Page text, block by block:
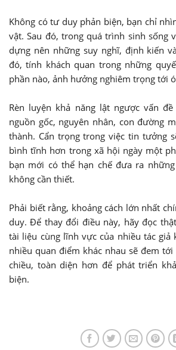
Không có tư duy phản biện, bạn chỉ
vật. Sau đó, trong quá trình sinh sống
dựng nên những suy nghĩ, định kiến
đó, tính khách quan trong những
phần nào, ảnh hưởng nghiêm trọng tới
Rèn luyện khả năng lật ngược vấn
nguồn gốc, nguyên nhân, con đường
thành. Cẩn trọng trong việc tin tưởng
bình tĩnh hơn trong xã hội ngày một
bạn mới có thể hạn chế đưa ra
không cần thiết.
Phải biết rằng, khoảng cách lớn nhất
duy. Để thay đổi điều này, hãy đọc
tài liệu cùng lĩnh vực của nhiều tác giả
nhiều quan điểm khác nhau sẽ đem
chiều, toàn diện hơn để phát triển
biện.